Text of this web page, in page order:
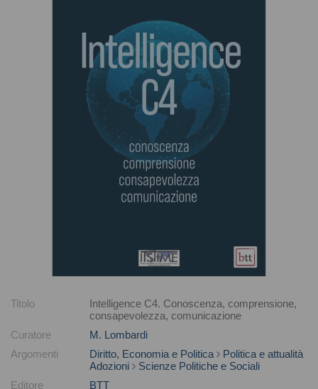
Titolo
Intelligence C4. Conoscenza, comprensione,
consapevolezza, comunicazione
Curatore
M. Lombardi
Argomenti
Diritto, Economia e Politica
Politica e attualità
Adozioni
Scienze Politiche e Sociali
Editore
BTT